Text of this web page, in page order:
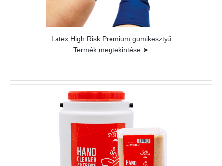
Latex High Risk Premium gumikesztyű
Termék megtekintése ➤